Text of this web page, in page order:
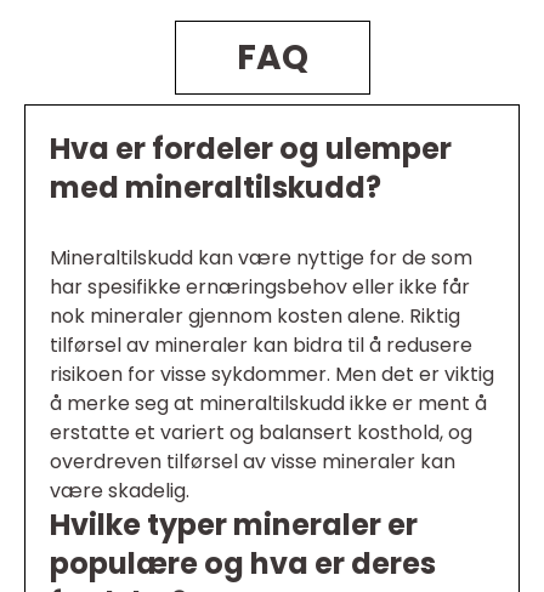
FAQ
Hva er fordeler og ulemper
med mineraltilskudd?
Mineraltilskudd kan være nyttige for de som
har spesifikke ernæringsbehov eller ikke får
nok mineraler gjennom kosten alene. Riktig
tilførsel av mineraler kan bidra til å redusere
risikoen for visse sykdommer. Men det er viktig
å merke seg at mineraltilskudd ikke er ment å
erstatte et variert og balansert kosthold, og
overdreven tilførsel av visse mineraler kan
være skadelig.
Hvilke typer mineraler er
populære og hva er deres